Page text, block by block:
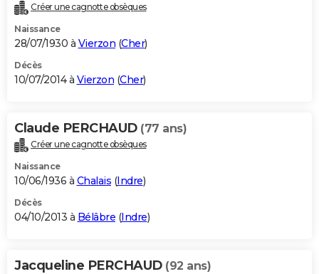
Créer une cagnotte obsèques
Naissance
28/07/1930 à Vierzon (Cher)
Décès
10/07/2014 à Vierzon (Cher)
Claude PERCHAUD (77 ans)
Créer une cagnotte obsèques
Naissance
10/06/1936 à Chalais (Indre)
Décès
04/10/2013 à Bélâbre (Indre)
Jacqueline PERCHAUD (92 ans)